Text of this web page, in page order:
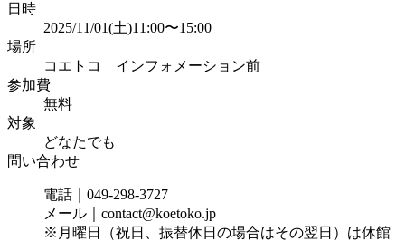
日時
2025/11/01(土)11:00〜15:00
場所
コエトコ インフォメーション前
参加費
無料
対象
どなたでも
問い合わせ
電話｜049-298-3727
メール｜contact@koetoko.jp
※月曜日（祝日、振替休日の場合はその翌日）は休館